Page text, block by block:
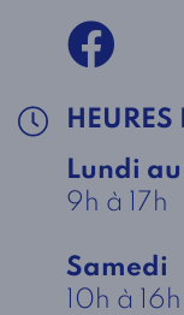
Lundi
9h à 17h
Samedi
10h à 16h